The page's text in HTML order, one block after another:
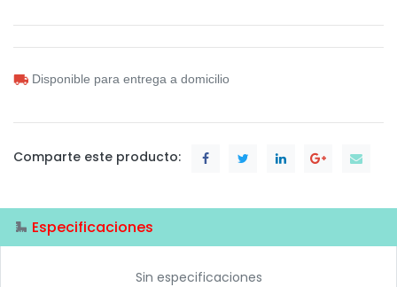
Disponible para entrega a domicilio
Comparte este producto:
Especificaciones
Sin especificaciones